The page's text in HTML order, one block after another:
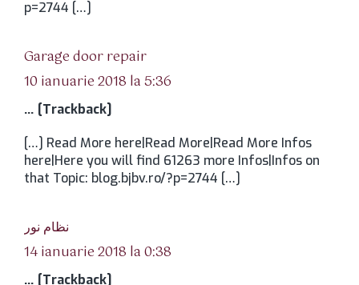
p=2744 […]
Garage door repairspune:
10 ianuarie 2018 la 5:36
… [Trackback]
[…] Read More here|Read More|Read More Infos
here|Here you will find 61263 more Infos|Infos on
that Topic: blog.bjbv.ro/?p=2744 […]
نظام نور
14 ianuarie 2018 la 0:38
… [Trackback]